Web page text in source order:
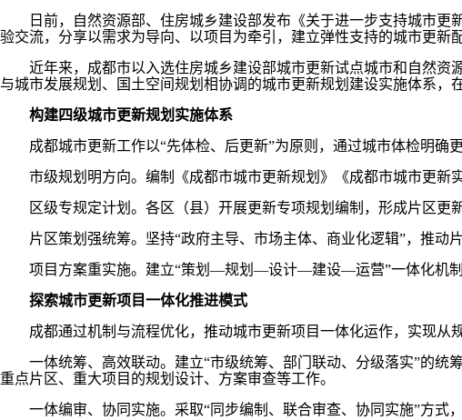
日前，自然资源部、住房城乡建设部发布《关于进一步支持城市更
验交流，分享以需求为导向、以项目为牵引，建立弹性支持的城市更新
近年来，成都市以入选住房城乡建设部城市更新试点城市和自然资
与城市发展规划、国土空间规划相协调的城市更新规划建设实施体系
构建四级城市更新规划实施体系
成都城市更新工作以“先体检、后更新”为原则，通过城市体检明确
市级规划明方向。编制《成都市城市更新规划》《成都市城市更新实
区级专规定计划。各区（县）开展更新专项规划编制，形成片区更
片区策划强统筹。坚持“政府主导、市场主体、商业化逻辑”，推动
项目方案重实施。建立“策划—规划—设计—建设—运营”一体化机制
探索城市更新项目一体化推进模式
成都通过机制与流程优化，推动城市更新项目一体化运作，实现从规
一体统筹、高效联动。建立“市级统筹、部门联动、分级落实”的统
重点片区、重大项目的规划设计、方案审查等工作。
一体编审、协同实施。采取“同步编制、联合审查、协同实施”方式